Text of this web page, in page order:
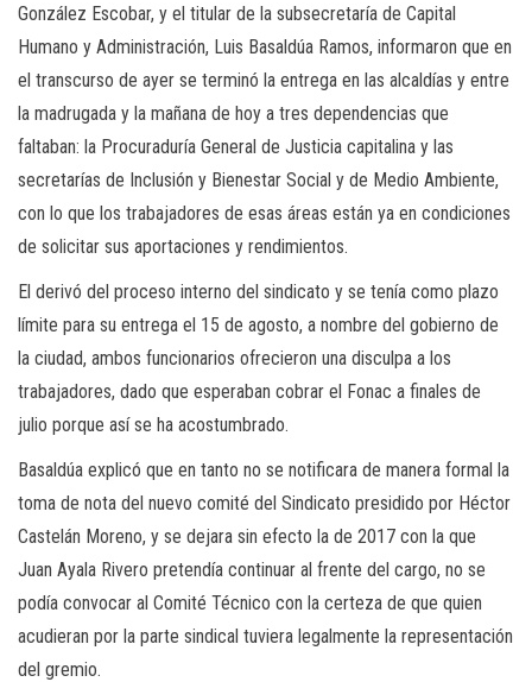
González Escobar, y el titular de la subsecretaría de Capital
Humano y Administración, Luis Basaldúa Ramos, informaron que en
el transcurso de ayer se terminó la entrega en las alcaldías y entre
la madrugada y la mañana de hoy a tres dependencias que
faltaban: la Procuraduría General de Justicia capitalina y las
secretarías de Inclusión y Bienestar Social y de Medio Ambiente,
con lo que los trabajadores de esas áreas están ya en condiciones
de solicitar sus aportaciones y rendimientos.
El derivó del proceso interno del sindicato y se tenía como plazo
límite para su entrega el 15 de agosto, a nombre del gobierno de
la ciudad, ambos funcionarios ofrecieron una disculpa a los
trabajadores, dado que esperaban cobrar el Fonac a finales de
julio porque así se ha acostumbrado.
Basaldúa explicó que en tanto no se notificara de manera formal la
toma de nota del nuevo comité del Sindicato presidido por Héctor
Castelán Moreno, y se dejara sin efecto la de 2017 con la que
Juan Ayala Rivero pretendía continuar al frente del cargo, no se
podía convocar al Comité Técnico con la certeza de que quien
acudieran por la parte sindical tuviera legalmente la representación
del gremio.